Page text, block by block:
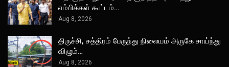
எம்பிக்கள் கூட்டம்…
Aug 8, 2026
திருச்சி, சத்திரம் பேருந்து நிலையம் அருகே சாய்ந்து
விழும்…
Aug 8, 2026